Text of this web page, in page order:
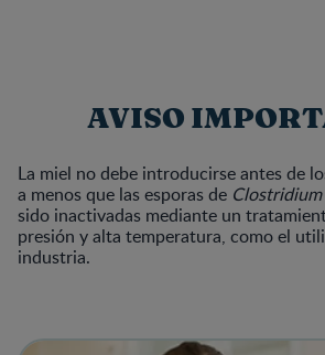
AVISO
La miel no debe introducirse antes de
a menos que las esporas de
sido inactivadas mediante un
presión y alta temperatura, como el
industria.
View details